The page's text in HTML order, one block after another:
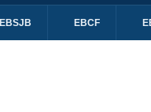
EBSJB EBCF